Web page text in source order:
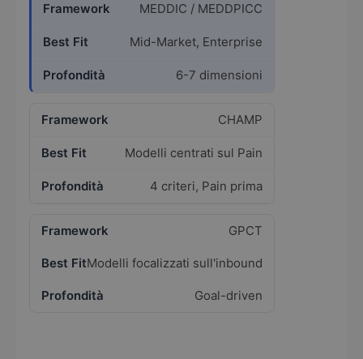
MEDDIC / MEDDPICC
Mid-Market, Enterprise
6-7 dimensioni
CHAMP
Modelli centrati sul Pain
4 criteri, Pain prima
GPCT
Modelli focalizzati sull'inbound
Goal-driven